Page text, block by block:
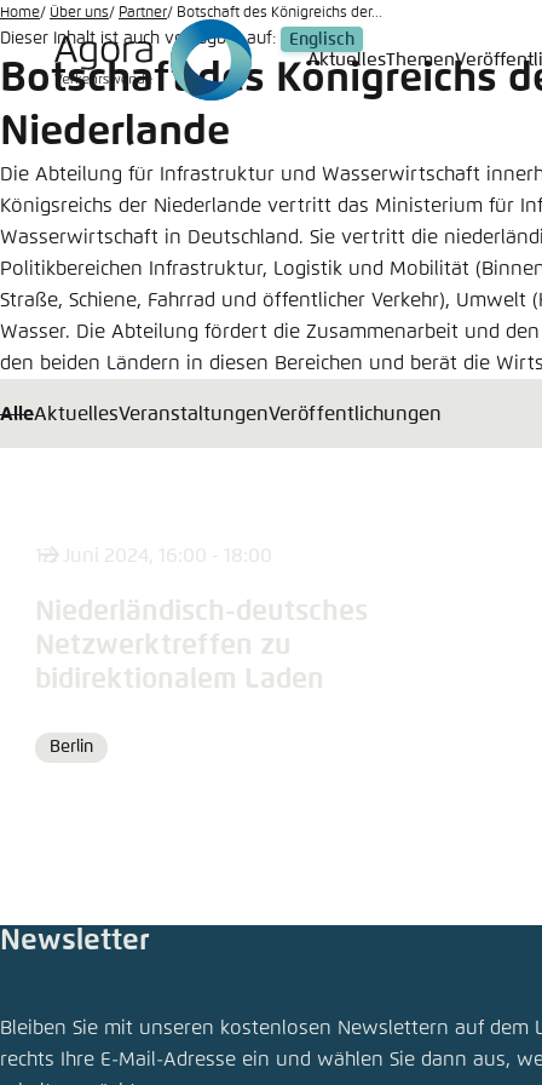
Zum
Hauptinhalt
gehen
AktuellesThemen
Home Über uns Partner Botschaft des Königreichs der...
Dieser Inhalt ist auch verfügbar auf: Englisch
Botschaft des Königreichs
Niederlande
Die Abteilung für Infrastruktur und Wasserwirtschaft
Königsreichs der Niederlande vertritt das Ministerium für
Wasserwirtschaft in Deutschland. Sie vertritt die
Politikbereichen Infrastruktur, Logistik und Mobilität
Straße, Schiene, Fahrrad und öffentlicher Verkehr), Umwelt
Wasser. Die Abteilung fördert die Zusammenarbeit und
den beiden Ländern in diesen Bereichen und berät die
AlleAktuellesVeranstaltungenVeröffentlichungen
12. Juni 2024, 16:00 - 18:00
Niederländisch-deutsches
Netzwerktreffen zu
bidirektionalem Laden
Ort
Berlin
Newsletter
Bleiben Sie mit unseren kostenlosen Newslettern auf dem
rechts Ihre E-Mail-Adresse ein und wählen Sie dann aus,
Login
Passwort*
Sprache
Deutsch
Agora
Diese
Wählen
möchten.
Close